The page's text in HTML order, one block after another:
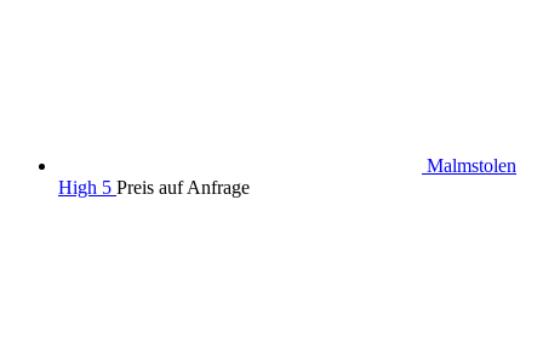
Malmstolen
High 5 Preis auf Anfrage